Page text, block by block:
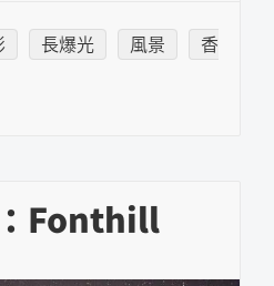
長爆光 風景
香
Fonthill